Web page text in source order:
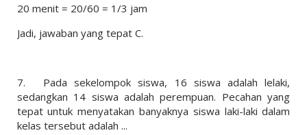
20 menit = 20/60 = 1/3 jam
Jadi, jawaban yang tepat C.
7.
Pada sekelompok siswa, 16 siswa adalah lelaki,
sedangkan 14 siswa adalah perempuan. Pecahan yang
tepat untuk menyatakan banyaknya siswa laki-laki dalam
kelas tersebut adalah ...